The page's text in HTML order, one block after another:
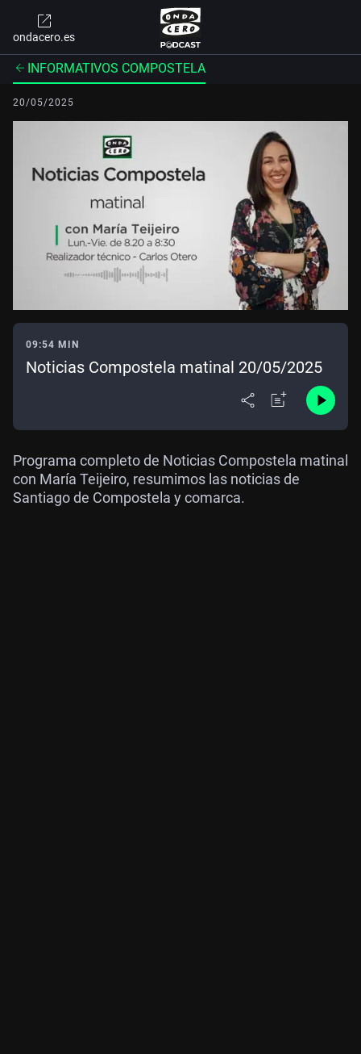
ondacero.es
INFORMATIVOS COMPOSTELA
20/05/2025
09:54 MIN
Noticias Compostela matinal 20/05/2025
Programa completo de Noticias Compostela matinal
con María Teijeiro, resumimos las noticias de
Santiago de Compostela y comarca.